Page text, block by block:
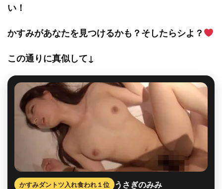
い！
かすみがあなたを見つけるかも？そしたらシよ？
この通りに真似して↓
かすみダントツ入れ食われ１位 うさぎのみみ